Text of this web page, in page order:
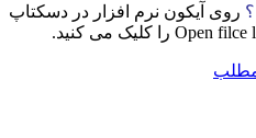
روی آیکون نرم افزار در دسکتاپ
مطلب